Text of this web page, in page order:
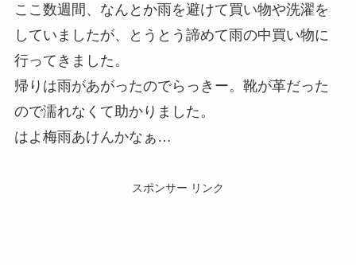
ここ数週間、なんとか雨を避けて買い物や洗濯を
していましたが、とうとう諦めて雨の中買い物に
行ってきました。
帰りは雨があがったのでらっきー。靴が革だった
ので濡れなくて助かりました。
はよ梅雨あけんかなぁ…
スポンサー リンク